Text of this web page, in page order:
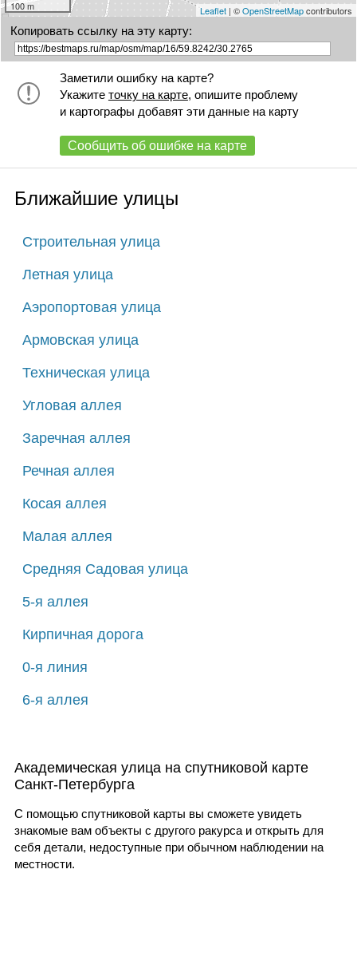
100 m Leaflet| ©OpenStreetMapcontributors
Копировать ссылку на эту карту:
Заметили ошибку на карте?
Укажите точку на карте, опишите проблему
и картографы добавят эти данные на карту
Сообщить об ошибке на карте
Ближайшие улицы
Строительная улица
Летная улица
Аэропортовая улица
Армовская улица
Техническая улица
Угловая аллея
Заречная аллея
Речная аллея
Косая аллея
Малая аллея
Средняя Садовая улица
5-я аллея
Кирпичная дорога
0-я линия
6-я аллея
Академическая улица на спутниковой карте
Санкт-Петербурга
С помощью спутниковой карты вы сможете увидеть
знакомые вам объекты с другого ракурса и открыть для
себя детали, недоступные при обычном наблюдении на
местности.